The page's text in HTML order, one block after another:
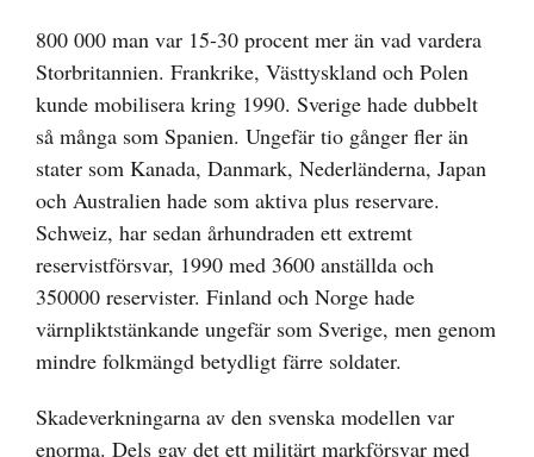
800 000 man var 15-30 procent mer än vad vardera
Storbritannien. Frankrike, Västtyskland och Polen
kunde mobilisera kring 1990. Sverige hade dubbelt
så många som Spanien. Ungefär tio gånger fler än
stater som Kanada, Danmark, Nederländerna, Japan
och Australien hade som aktiva plus reservare.
Schweiz, har sedan århundraden ett extremt
reservistförsvar, 1990 med 3600 anställda och
350000 reservister. Finland och Norge hade
värnpliktstänkande ungefär som Sverige, men genom
mindre folkmängd betydligt färre soldater.
Skadeverkningarna av den svenska modellen var
enorma. Dels gav det ett militärt markförsvar med